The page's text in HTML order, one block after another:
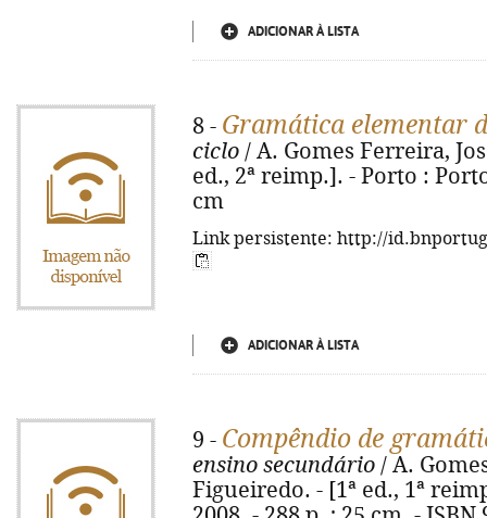
ADICIONAR À LISTA
8 - Gramática elementar
ciclo / A. Gomes Ferreira,
ed., 2ª reimp.]. - Porto :
cm
Link persistente: http://
ADICIONAR À LISTA
9 - Compêndio de
ensino secundário / A.
Figueiredo. - [1ª ed., 1ª